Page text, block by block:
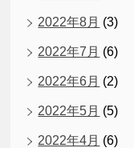
2022年8月 (3)
2022年7月 (6)
2022年6月 (2)
2022年5月 (5)
2022年4月 (6)